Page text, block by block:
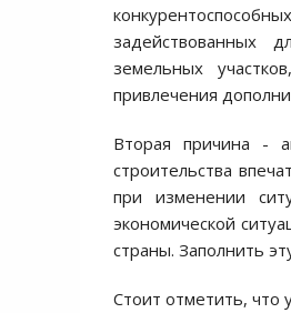
задействованных
земельных
привлечения
Вторая причина -
строительства
при изменении
экономической
страны. Заполнить
Стоит отметить, что